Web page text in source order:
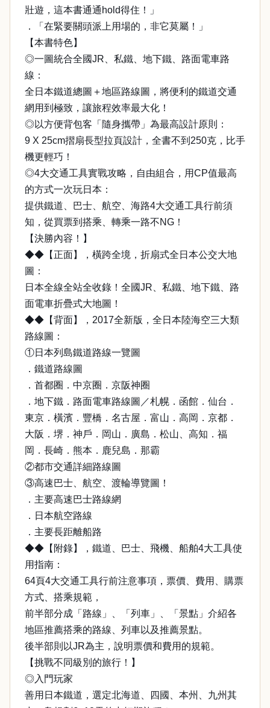
壯遊，這本書通通hold得住！」
．「在緊要關頭派上用場的，非它莫屬！」
【本書特色】
◎一圖統合全國JR、私鐵、地下鐵、路面電車路
線：
全日本鐵道總圖＋地區路線圖，將便利的鐵道交通
網用到極致，讓旅程效率最大化！
◎以方便背包客「隨身攜帶」為最高設計原則：
9 X 25cm摺扇長型拉頁設計，全書不到250克，比手
機更輕巧！
◎4大交通工具實戰攻略，自由組合，用CP值最高
的方式一次玩日本：
提供鐵道、巴士、航空、海路4大交通工具行前須
知，從買票到搭乘、轉乘一路不NG！
【決勝內容！】
◆◆【正面】，橫跨全境，折扇式全日本公交大地
圖：
日本全線全站全收錄！全國JR、私鐵、地下鐵、路
面電車折疊式大地圖！
◆◆【背面】，2017全新版，全日本陸海空三大類
路線圖：
①日本列島鐵道路線一覽圖
．鐵道路線圖
．首都圈．中京圈．京阪神圈
．地下鐵．路面電車路線圖／札幌．函館．仙台．
東京．橫濱．豐橋．名古屋．富山．高岡．京都．
大阪．堺．神戶．岡山．廣島．松山、高知．福
岡．長崎．熊本．鹿兒島．那霸
②都市交通詳細路線圖
③高速巴士、航空、渡輪導覽圖！
．主要高速巴士路線網
．日本航空路線
．主要長距離船路
◆◆【附錄】，鐵道、巴士、飛機、船舶4大工具使
用指南：
64頁4大交通工具行前注意事項，票價、費用、購票
方式、搭乘規範，
前半部分成「路線」、「列車」、「景點」介紹各
地區推薦搭乘的路線、列車以及推薦景點。
後半部則以JR為主，說明票價和費用的規範。
【挑戰不同級別的旅行！】
◎入門玩家
善用日本鐵道，選定北海道、四國、本州、九州其